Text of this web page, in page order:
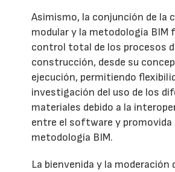
Asimismo, la conjunción de la
modular y la metodología BIM
control total de los procesos
construcción, desde su
ejecución, permitiendo
investigación del uso de los
materiales debido a la
entre el software y promovida
metodología BIM.
La bienvenida y la moderación